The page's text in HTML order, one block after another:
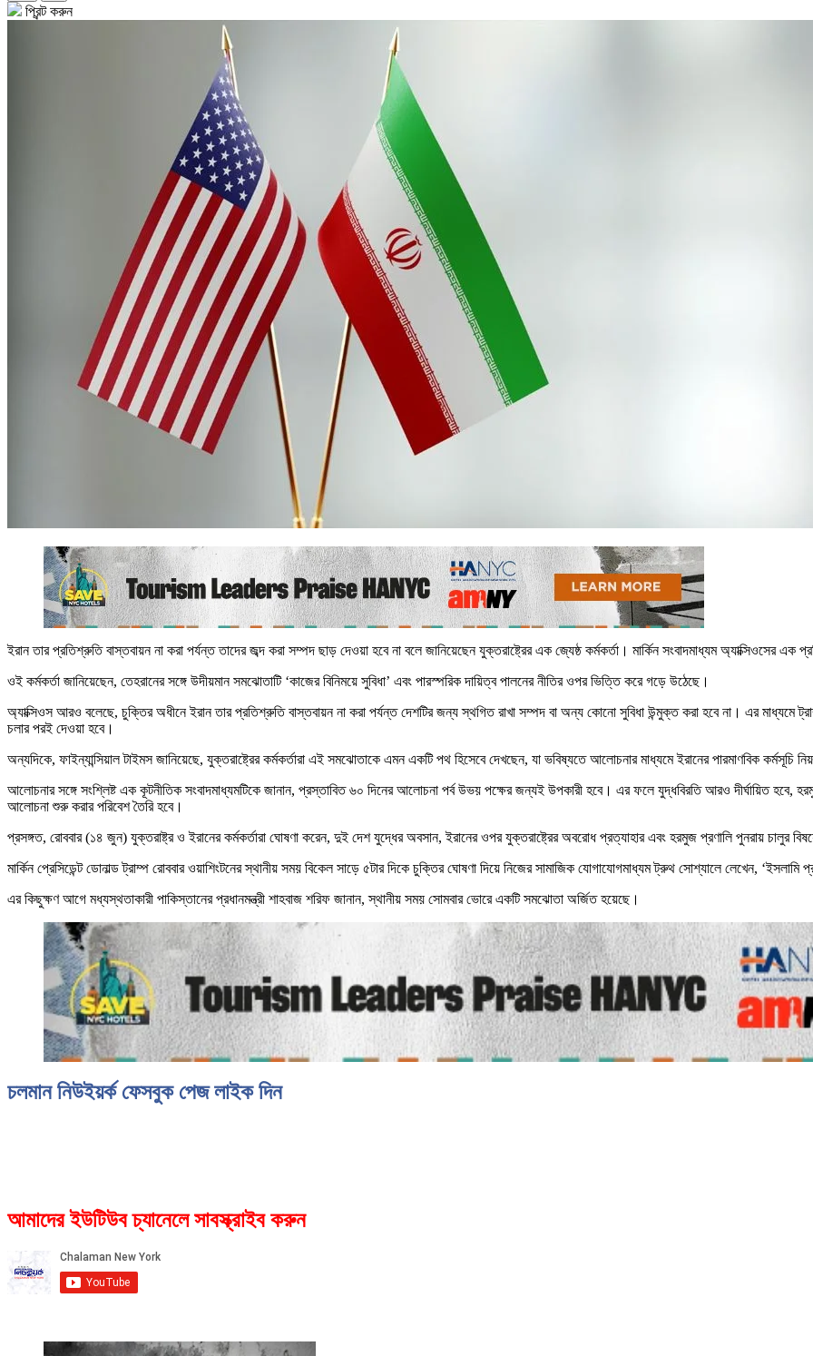
প্রিন্ট করুন
ইরান তার প্রতিশ্রুতি বাস্তবায়ন না করা পর্যন্ত তাদের জব্দ করা সম্পদ ছাড় দেওয়া হবে না বলে জানিয়েছেন যুক্তরাষ্ট্রের এক জ্যেষ্ঠ কর্মকর্তা। মার্কিন সংবাদমাধ্যম অ্যাক্সিওসের এক
ওই কর্মকর্তা জানিয়েছেন, তেহরানের সঙ্গে উদীয়মান সমঝোতাটি ‘কাজের বিনিময়ে সুবিধা’ এবং পারস্পরিক দায়িত্ব পালনের নীতির ওপর ভিত্তি করে গড়ে উঠেছে।
অ্যাক্সিওস আরও বলেছে, চুক্তির অধীনে ইরান তার প্রতিশ্রুতি বাস্তবায়ন না করা পর্যন্ত দেশটির জন্য স্থগিত রাখা সম্পদ বা অন্য কোনো সুবিধা উন্মুক্ত করা হবে না। এর মাধ্যমে
চলার পরই দেওয়া হবে।
অন্যদিকে, ফাইন্যান্সিয়াল টাইমস জানিয়েছে, যুক্তরাষ্ট্রের কর্মকর্তারা এই সমঝোতাকে এমন একটি পথ হিসেবে দেখছেন, যা ভবিষ্যতে আলোচনার মাধ্যমে ইরানের পারমাণবিক কর্মসূচি
আলোচনার সঙ্গে সংশ্লিষ্ট এক কূটনীতিক সংবাদমাধ্যমটিকে জানান, প্রস্তাবিত ৬০ দিনের আলোচনা পর্ব উভয় পক্ষের জন্যই উপকারী হবে। এর ফলে যুদ্ধবিরতি আরও দীর্ঘায়িত হবে,
আলোচনা শুরু করার পরিবেশ তৈরি হবে।
প্রসঙ্গত, রোববার (১৪ জুন) যুক্তরাষ্ট্র ও ইরানের কর্মকর্তারা ঘোষণা করেন, দুই দেশ যুদ্ধের অবসান, ইরানের ওপর যুক্তরাষ্ট্রের অবরোধ প্রত্যাহার এবং হরমুজ প্রণালি পুনরায় চালুর
মার্কিন প্রেসিডেন্ট ডোনাল্ড ট্রাম্প রোববার ওয়াশিংটনের স্থানীয় সময় বিকেল সাড়ে ৫টার দিকে চুক্তির ঘোষণা দিয়ে নিজের সামাজিক যোগাযোগমাধ্যম ট্রুথ সোশ্যালে লেখেন,
এর কিছুক্ষণ আগে মধ্যস্থতাকারী পাকিস্তানের প্রধানমন্ত্রী শাহবাজ শরিফ জানান, স্থানীয় সময় সোমবার ভোরে একটি সমঝোতা অর্জিত হয়েছে।
চলমান নিউইয়র্ক ফেসবুক পেজ লাইক দিন
আমাদের ইউটিউব চ্যানেলে সাবস্ক্রাইব করুন